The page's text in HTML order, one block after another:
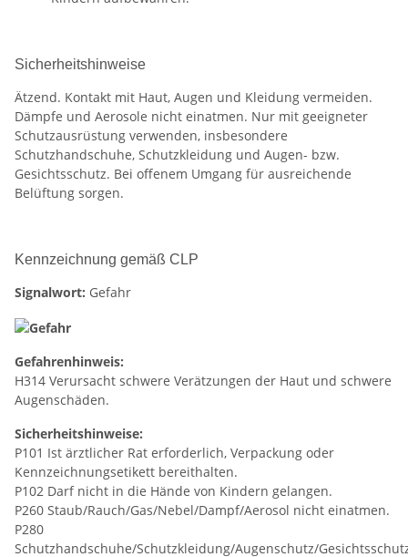
Sicherheitshinweise
Ätzend. Kontakt mit Haut, Augen und Kleidung vermeiden.
Dämpfe und Aerosole nicht einatmen. Nur mit geeigneter
Schutzausrüstung verwenden, insbesondere
Schutzhandschuhe, Schutzkleidung und Augen- bzw.
Gesichtsschutz. Bei offenem Umgang für ausreichende
Belüftung sorgen.
Kennzeichnung gemäß CLP
Signalwort: Gefahr
Gefahrenhinweis:
H314 Verursacht schwere Verätzungen der Haut und schwere
Augenschäden.
Sicherheitshinweise:
P101 Ist ärztlicher Rat erforderlich, Verpackung oder
Kennzeichnungsetikett bereithalten.
P102 Darf nicht in die Hände von Kindern gelangen.
P260 Staub/Rauch/Gas/Nebel/Dampf/Aerosol nicht einatmen.
P280
Schutzhandschuhe/Schutzkleidung/Augenschutz/